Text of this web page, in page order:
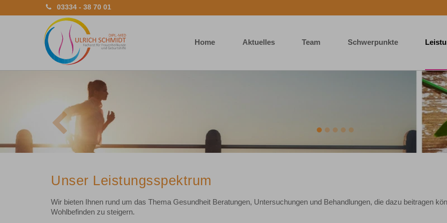
03334 - 38 70 01
Home Aktuelles Team Schwerpunkte
Unser Leistungsspektrum
Wir bieten Ihnen rund um das Thema Gesundheit Beratungen, Untersuchungen und Behandlungen, die dazu beitragen
Wohlbefinden zu steigern.